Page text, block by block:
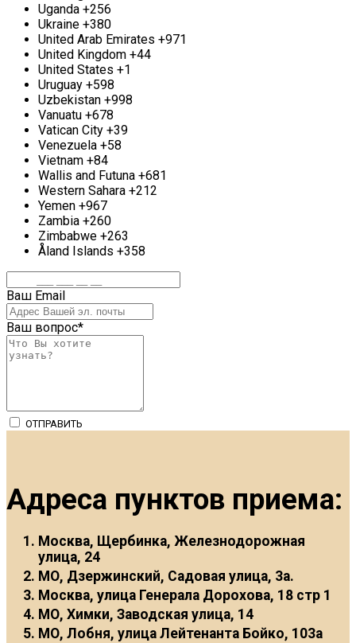
Uganda +256
Ukraine +380
United Arab Emirates +971
United Kingdom +44
United States +1
Uruguay +598
Uzbekistan +998
Vanuatu +678
Vatican City +39
Venezuela +58
Vietnam +84
Wallis and Futuna +681
Western Sahara +212
Yemen +967
Zambia +260
Zimbabwe +263
Åland Islands +358
Ваш Email
Ваш вопрос*
ОТПРАВИТЬ
Адреса пунктов приема:
Москва, Щербинка, Железнодорожная
улица, 24
МО, Дзержинский, Садовая улица, 3а.
Москва, улица Генерала Дорохова, 18 стр 1
МО, Химки, Заводская улица, 14
МО, Лобня, улица Лейтенанта Бойко, 103а